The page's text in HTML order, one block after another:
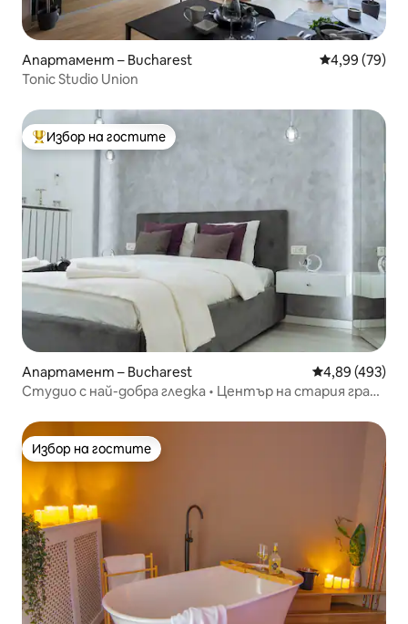
Апартамент – Bucharest Средна
4,99 (79)
Tonic Studio Union
Най-популярен избор на гостите
Избор на гостите
Апартамент – Bucharest Средна
4,89 (493)
Студио с най-добра гледка • Център на стария град •
Избор на гостите
Избор на гостите